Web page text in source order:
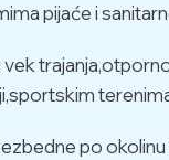
pijaće i
vek
po